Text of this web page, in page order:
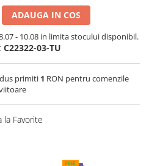
ADAUGA IN COS
- 10.08 in limita stocului disponibil.
C22322-03-TU
primiti 1 RON pentru comenzile
la Favorite